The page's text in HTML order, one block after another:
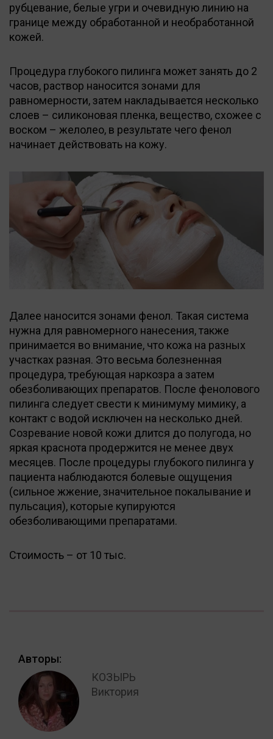
рубцевание, белые угри и очевидную линию на
границе между обработанной и необработанной
кожей.
Процедура глубокого пилинга может занять до 2
часов, раствор наносится зонами для
равномерности, затем накладывается несколько
слоев – силиконовая пленка, вещество, схожее с
воском – желолео, в результате чего фенол
начинает действовать на кожу.
Далее наносится зонами фенол. Такая система
нужна для равномерного нанесения, также
принимается во внимание, что кожа на разных
участках разная. Это весьма болезненная
процедура, требующая наркозра а затем
обезболивающих препаратов. После фенолового
пилинга следует свести к минимуму мимику, а
контакт с водой исключен на несколько дней.
Созревание новой кожи длится до полугода, но
яркая краснота продержится не менее двух
месяцев. После процедуры глубокого пилинга у
пациента наблюдаются болевые ощущения
(сильное жжение, значительное покалывание и
пульсация), которые купируются
обезболивающими препаратами.
Стоимость – от 10 тыс.
Авторы:
КОЗЫРЬ
Виктория